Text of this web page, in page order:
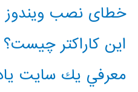
خطای نصب ویندوز
این کاراکتر چیست؟ 65279
معرفي يك سايت